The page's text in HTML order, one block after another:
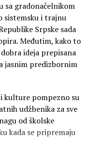
sa gradonačelnikom
sistemsku i trajnu
Srpske sada
Međutim, kako to
ideja prepisana
jasnim predizbornim
kulture pompezno su
udžbenika za sve
od školske
kada se pripremaju